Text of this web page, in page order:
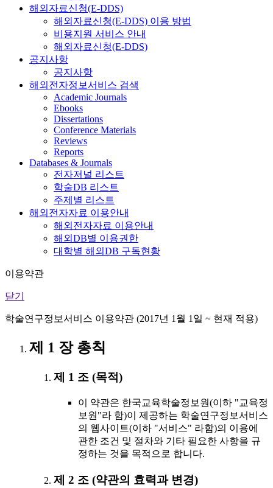
해외자료신청(E-DDS)
해외자료신청(E-DDS) 이용 방법
비용지원 서비스 안내
해외자료신청(E-DDS)
공지사항
공지사항
해외전자정보서비스 검색
Academic Journals
Ebooks
Dissertations
Conference Materials
Reviews
Reports
Databases & Journals
전자저널 리스트
학술DB 리스트
주제별 리스트
해외전자자료 이용안내
해외전자자료 이용안내
해외DB별 이용권한
대학별 해외DB 구독현황
이용약관
닫기
학술연구정보서비스 이용약관 (2017년 1월 1일 ~ 현재 적용)
제 1 장 총칙
제 1 조 (목적)
이 약관은 한국교육학술정보원(이하 "교육정
보원"라 함)이 제공하는 학술연구정보서비스
의 웹사이트(이하 "서비스" 라함)의 이용에
관한 조건 및 절차와 기타 필요한 사항을 규
정하는 것을 목적으로 합니다.
제 2 조 (약관의 효력과 변경)